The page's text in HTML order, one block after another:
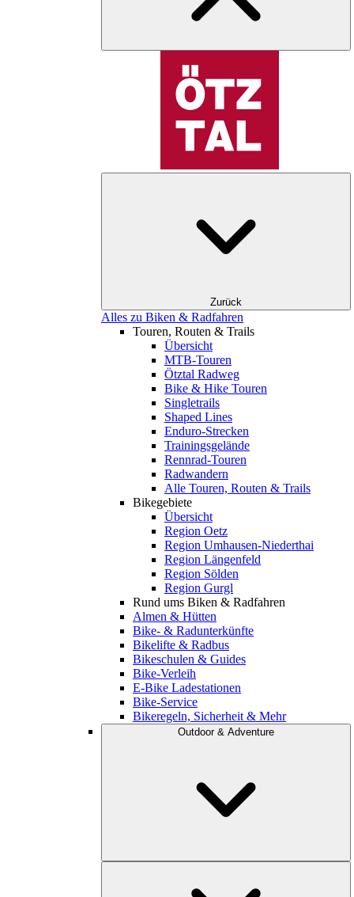
Zurück
Alles zu Biken & Radfahren
Touren, Routen & Trails
Übersicht
MTB-Touren
Ötztal Radweg
Bike & Hike Touren
Singletrails
Shaped Lines
Enduro-Strecken
Trainingsgelände
Rennrad-Touren
Radwandern
Alle Touren, Routen & Trails
Bikegebiete
Übersicht
Region Oetz
Region Umhausen-Niederthai
Region Längenfeld
Region Sölden
Region Gurgl
Rund ums Biken & Radfahren
Almen & Hütten
Bike- & Radunterkünfte
Bikelifte & Radbus
Bikeschulen & Guides
Bike-Verleih
E-Bike Ladestationen
Bike-Service
Bikeregeln, Sicherheit & Mehr
Outdoor & Adventure